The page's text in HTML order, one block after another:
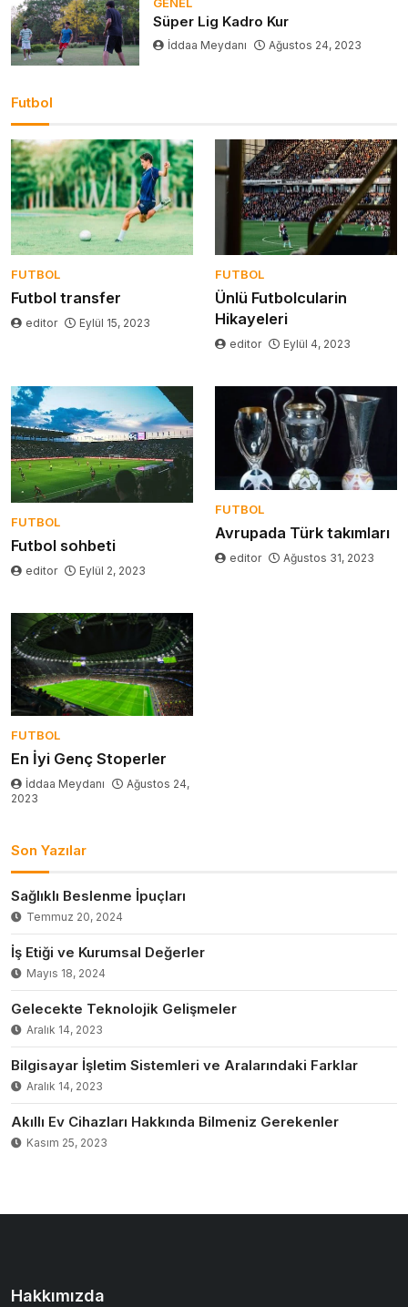
Süper Lig Kadro Kur
İddaa Meydanı Ağustos 24, 2023
Futbol
FUTBOL
Futbol transfer
editor Eylül 15, 2023
FUTBOL
Ünlü Futbolcularin
Hikayeleri
editor Eylül 4, 2023
FUTBOL
Futbol sohbeti
editor Eylül 2, 2023
FUTBOL
Avrupada Türk takımları
editor Ağustos 31, 2023
FUTBOL
En İyi Genç Stoperler
İddaa Meydanı
Ağustos 24,
2023
Son Yazılar
Sağlıklı Beslenme İpuçları
Temmuz 20, 2024
İş Etiği ve Kurumsal Değerler
Mayıs 18, 2024
Gelecekte Teknolojik Gelişmeler
Aralık 14, 2023
Bilgisayar İşletim Sistemleri ve Aralarındaki Farklar
Aralık 14, 2023
Akıllı Ev Cihazları Hakkında Bilmeniz Gerekenler
Kasım 25, 2023
Hakkımızda